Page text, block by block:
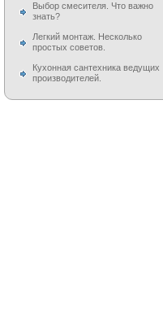
Выбор смесителя. Что важно
знать?
Легкий монтаж. Несколько
простых советов.
Кухонная сантехника ведущих
производителей.
© 2009–2026